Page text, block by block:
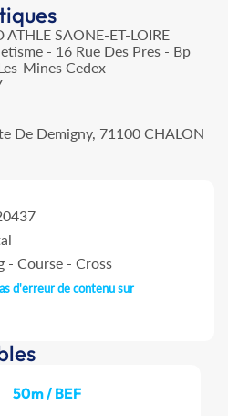
ATHLE SAONE-ET-LOIRE
- 16 Rue Des Pres - Bp
Mines Cedex
De Demigny, 71100 CHALON
Course - Cross
d'erreur de contenu sur
50m / BEF